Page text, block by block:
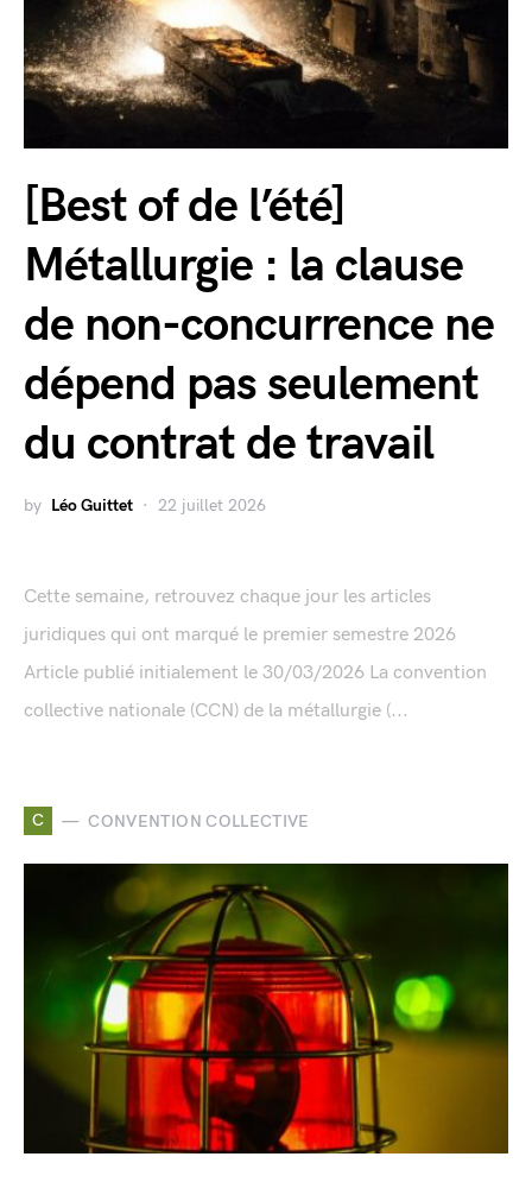
[Best of de l’été]
Métallurgie : la clause
de non-concurrence ne
dépend pas seulement
du contrat de travail
by Léo Guittet 22 juillet 2026
Cette semaine, retrouvez chaque jour les articles
juridiques qui ont marqué le premier semestre 2026
Article publié initialement le 30/03/2026 La convention
collective nationale (CCN) de la métallurgie (...
C CONVENTION COLLECTIVE